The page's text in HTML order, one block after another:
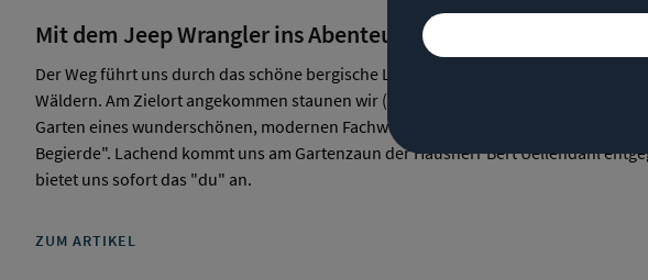
Mit dem Jeep Wrangler ins Abenteuerland – Kundenprofil
Der Weg führt uns durch das schöne bergische Land, vorbei an grünen Wiesen und
Wäldern. Am Zielort angekommen staunen wir (Team Online Marketing) nicht
Garten eines wunderschönen, modernen Fachwerkhauses steht schon das "Objekt
Begierde". Lachend kommt uns am Gartenzaun der Hausherr Bert Uellendahl
bietet uns sofort das "du" an.
ZUM ARTIKEL